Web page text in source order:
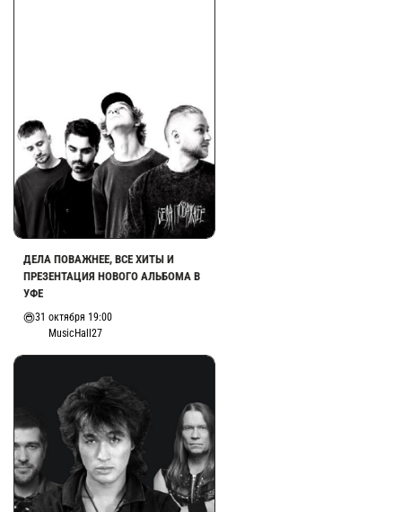
ДЕЛА ПОВАЖНЕЕ, ВСЕ ХИТЫ И
ПРЕЗЕНТАЦИЯ НОВОГО АЛЬБОМА В
УФЕ
31 октября 19:00
MusicHall27